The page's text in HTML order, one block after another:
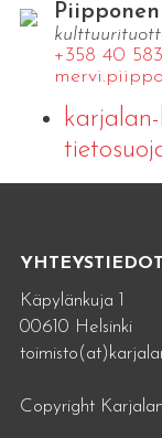
+358 40
YHTEYSTIEDOT
Käpylänkuja 1
00610 Helsinki
Copyright